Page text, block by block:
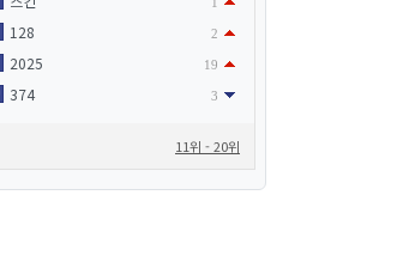
128 2
2025 19
374 3
11위 - 20위